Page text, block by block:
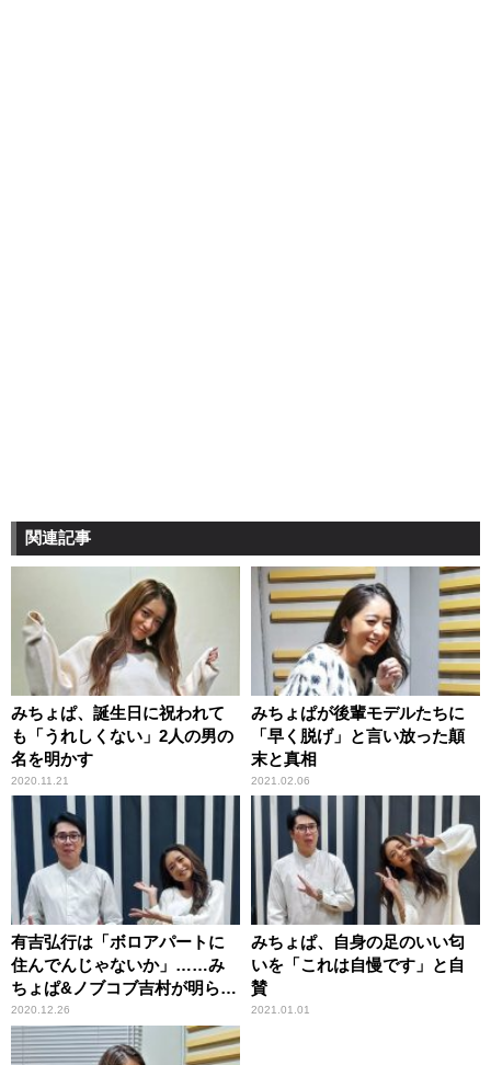
関連記事
みちょぱ、誕生日に祝われて
も「うれしくない」2人の男の
名を明かす
2020.11.21
みちょぱが後輩モデルたちに
「早く脱げ」と言い放った顛
末と真相
2021.02.06
有吉弘行は「ボロアパートに
住んでんじゃないか」……み
ちょぱ&ノブコブ吉村が明らか
にするその生態
2020.12.26
みちょぱ、自身の足のいい匂
いを「これは自慢です」と自
賛
2021.01.01